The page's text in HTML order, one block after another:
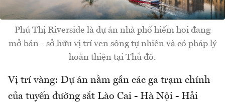
Phú Thị Riverside là dự án nhà phố hiếm hoi đang
mở bán - sở hữu vị trí ven sông tự nhiên và có pháp lý
hoàn thiện tại Thủ đô.
Vị trí vàng: Dự án nằm gần các ga trạm chính
của tuyến đường sắt Lào Cai - Hà Nội - Hải